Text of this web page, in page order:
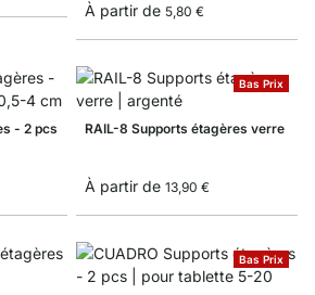
À partir de 5,80 €
- 2 pcs
Bas Prix
RAIL-8 Supports étagères verre
À partir de 13,90 €
Bas Prix